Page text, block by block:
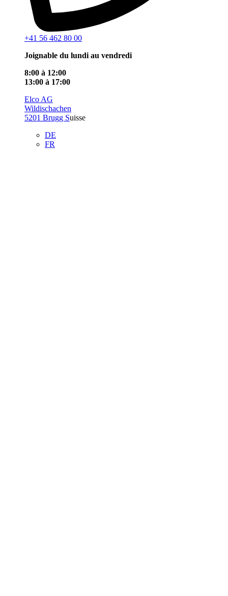
+41 56 462 80 00
Joignable du lundi au vendredi
8:00 à 12:00
13:00 à 17:00
Elco AG
Wildischachen
5201 Brugg Suisse
DE
FR